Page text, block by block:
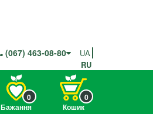
(067) 463-08-80
UA
RU
Бажання
0
Кошик
0